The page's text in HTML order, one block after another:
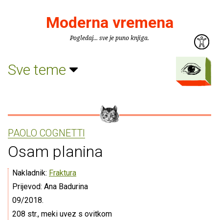
Moderna vremena
Pogledaj... sve je puno knjiga.
Sve teme
PAOLO COGNETTI
Osam planina
Nakladnik: Fraktura
Prijevod: Ana Badurina
09/2018.
208 str., meki uvez s ovitkom